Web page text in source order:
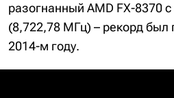
разогнанный AMD FX-8370
(8,722,78 МГц) – рекорд был
2014-м году.